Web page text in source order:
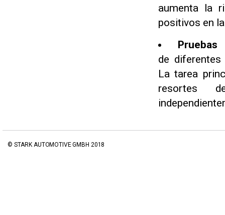
aumenta la
positivos en
de
La tarea
resortes
© STARK AUTOMOTIVE GMBH 2018